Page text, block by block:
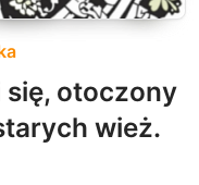
otoczony
wież.